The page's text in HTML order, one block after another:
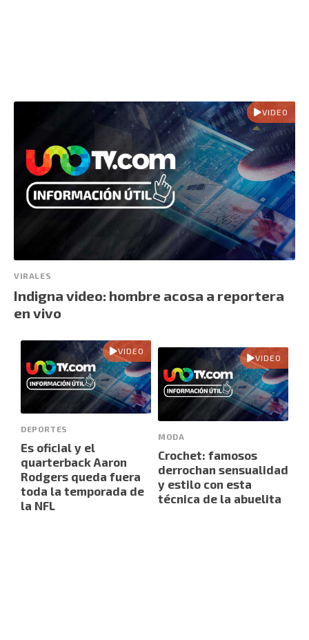
VIDEO
VIRALES
Indigna video: hombre acosa a reportera
en vivo
VIDEO
DEPORTES
Es oficial y el
quarterback Aaron
Rodgers queda fuera
toda la temporada de
la NFL
VIDEO
MODA
Crochet: famosos
derrochan sensualidad
y estilo con esta
técnica de la abuelita